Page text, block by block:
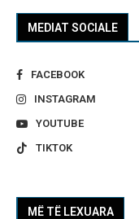
MEDIAT SOCIALE
FACEBOOK
INSTAGRAM
YOUTUBE
TIKTOK
MË TË LEXUARA